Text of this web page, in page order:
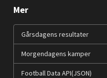
Mer
Gårsdagens resultater
Morgendagens kamper
Football Data API(JSON)